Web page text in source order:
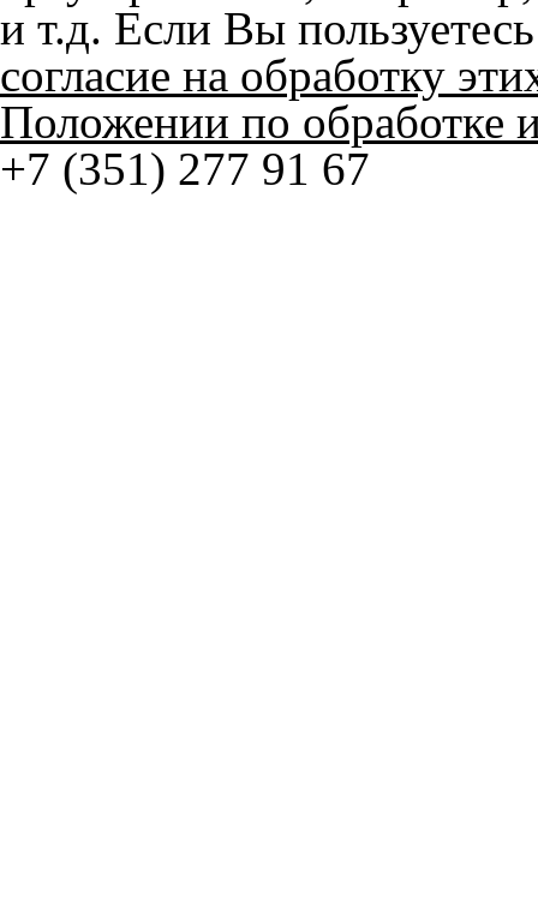
Положении по обработке
+7 (351) 277 91 67